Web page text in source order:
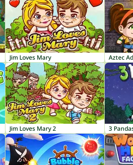
Jim Loves Mary Aztec
Jim Loves Mary 2 3